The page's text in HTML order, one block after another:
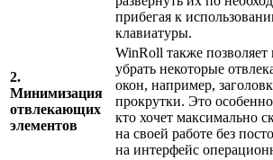
прибегая к
клавиатуры.
2.
Минимизация
отвлекающих
элементов
WinRoll также позволяет
убрать некоторые
окон, например,
прокрутки. Это
кто хочет максимально
на своей работе без
на интерфейс